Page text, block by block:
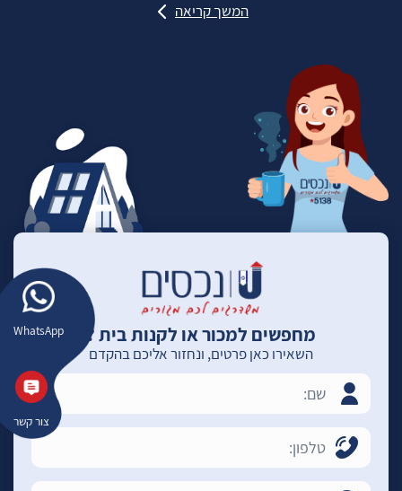
WhatsApp
צור קשר
המשך קריאה
מחפשים למכור או לקנות בית ?
השאירו כאן פרטים, ונחזור אליכם בהקדם